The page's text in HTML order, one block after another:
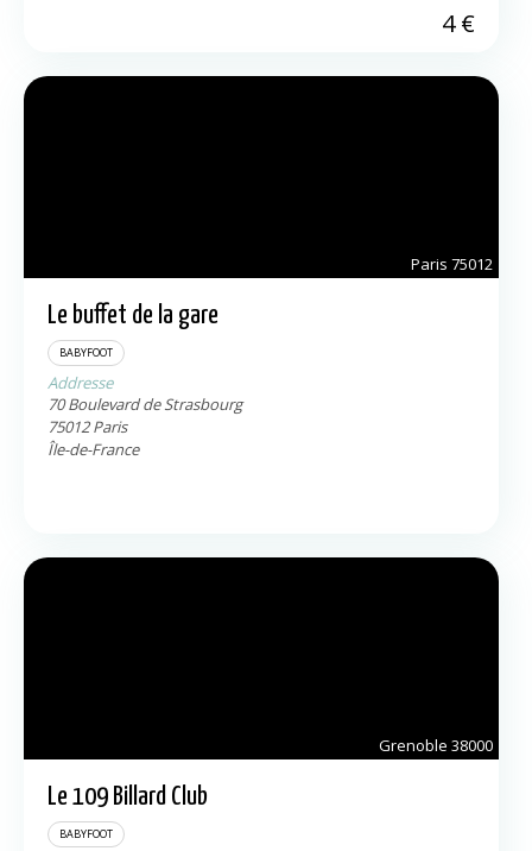
4€
Paris 75012
Le buffet de la gare
BABYFOOT
Addresse
70 Boulevard de Strasbourg
75012 Paris
Île-de-France
Grenoble 38000
Le 109 Billard Club
BABYFOOT